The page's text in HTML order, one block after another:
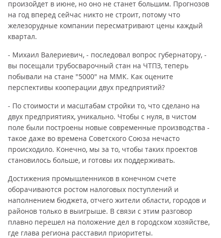
произойдет в июне, но оно не станет большим. Прогнозов
на год вперед сейчас никто не строит, потому что
железорудные компании пересматривают цены каждый
квартал.
- Михаил Валериевич, - последовал вопрос губернатору, -
вы посещали трубосварочный стан на ЧТПЗ, теперь
побывали на стане "5000" на ММК. Как оцените
перспективы кооперации двух предприятий?
- По стоимости и масштабам стройки то, что сделано на
двух предприятиях, уникально. Чтобы с нуля, в чистом
поле были построены новые современные производства -
такое даже во времена Советского Союза нечасто
происходило. Конечно, мы за то, чтобы таких проектов
становилось больше, и готовы их поддерживать.
Достижения промышленников в конечном счете
оборачиваются ростом налоговых поступлений и
наполнением бюджета, отчего жители области, городов и
районов только в выигрыше. В связи с этим разговор
плавно перешел на положение дел в городском хозяйстве,
где глава региона расставил приоритеты.